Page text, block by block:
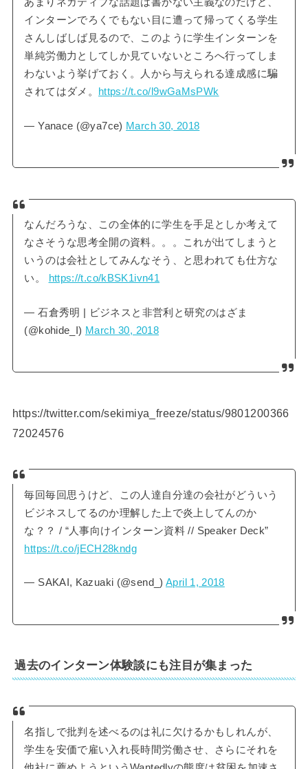
インターンでろくでもない目に遭って帰ってくる学生
さんしばしば見るので、このように学生インターンを
単純労働力としてしか見ていないところへ行ってしま
わないよう挙げておく。人から与えられる達成感に騙
されてはダメ。
https://t.co/l9wGaMsPWk
— Yanace (@ya7ce) March 30, 2018
なんだろうな、この全体的に学生を手足としか考えて
なさそうな思考全開の資料。。。これが出てしまうと
いうのは会社としてみんなそう、と思われても仕方な
い。
https://t.co/kBSK1ivn41
— 石倉秀明 | ビジネスと非営利と研究のはざま
(@kohide_I) March 30, 2018
https://twitter.com/sekimiya_freeze/status/9801200366
72024576
毎回毎回思うけど、この人達自分達の会社がどういう
ビジネスしてるのか理解した上で炎上してんのか
な？？ / “人事向けインターン資料 // Speaker Deck”
https://t.co/jECH28kndg
— SAKAI, Kazuaki (@send_)April 1, 2018
過去のインターン体験談にも注目が集まった
名指しで批判を述べるのは礼に欠けるかもしれんが、
学生を安価で雇い入れ長時間労働させ、さらにそれを